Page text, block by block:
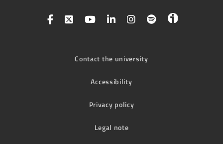
Contact the university
Accessibility
Privacy policy
Legal note